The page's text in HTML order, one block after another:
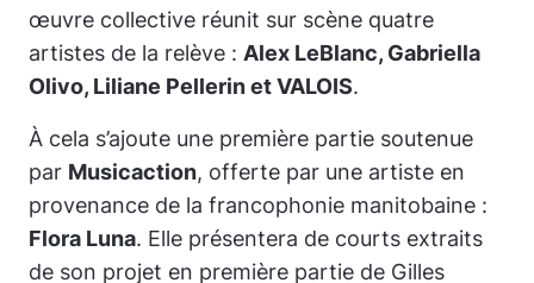
œuvre collective réunit sur scène quatre
artistes de la relève : Alex LeBlanc, Gabriella
Olivo, Liliane Pellerin et VALOIS.
À cela s’ajoute une première partie soutenue
par Musicaction, offerte par une artiste en
provenance de la francophonie manitobaine :
Flora Luna. Elle présentera de courts extraits
de son projet en première partie de Gilles